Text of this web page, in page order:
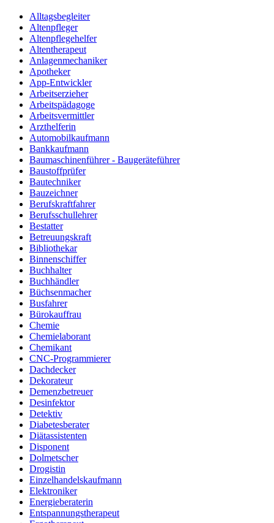
Alltagsbegleiter
Altenpfleger
Altenpflegehelfer
Altentherapeut
Anlagenmechaniker
Apotheker
App-Entwickler
Arbeitserzieher
Arbeitspädagoge
Arbeitsvermittler
Arzthelferin
Automobilkaufmann
Bankkaufmann
Baumaschinenführer - Baugeräteführer
Baustoffprüfer
Bautechniker
Bauzeichner
Berufskraftfahrer
Berufsschullehrer
Bestatter
Betreuungskraft
Bibliothekar
Binnenschiffer
Buchhalter
Buchhändler
Büchsenmacher
Busfahrer
Bürokauffrau
Chemie
Chemielaborant
Chemikant
CNC-Programmierer
Dachdecker
Dekorateur
Demenzbetreuer
Desinfektor
Detektiv
Diabetesberater
Diätassistenten
Disponent
Dolmetscher
Drogistin
Einzelhandelskaufmann
Elektroniker
Energieberaterin
Entspannungstherapeut